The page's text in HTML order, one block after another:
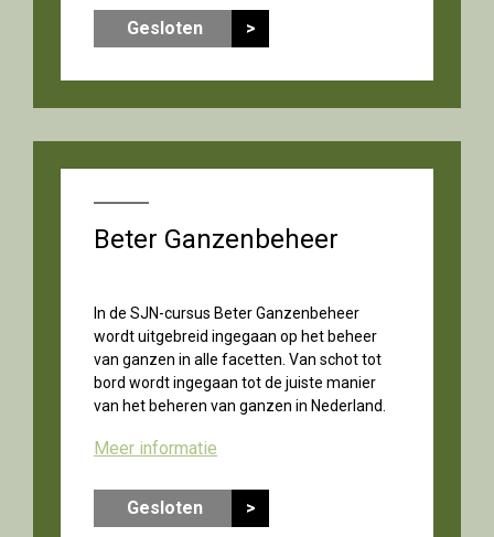
Gesloten >
Beter Ganzenbeheer
In de SJN-cursus Beter Ganzenbeheer
wordt uitgebreid ingegaan op het beheer
van ganzen in alle facetten. Van schot tot
bord wordt ingegaan tot de juiste manier
van het beheren van ganzen in Nederland.
Meer informatie
Gesloten >